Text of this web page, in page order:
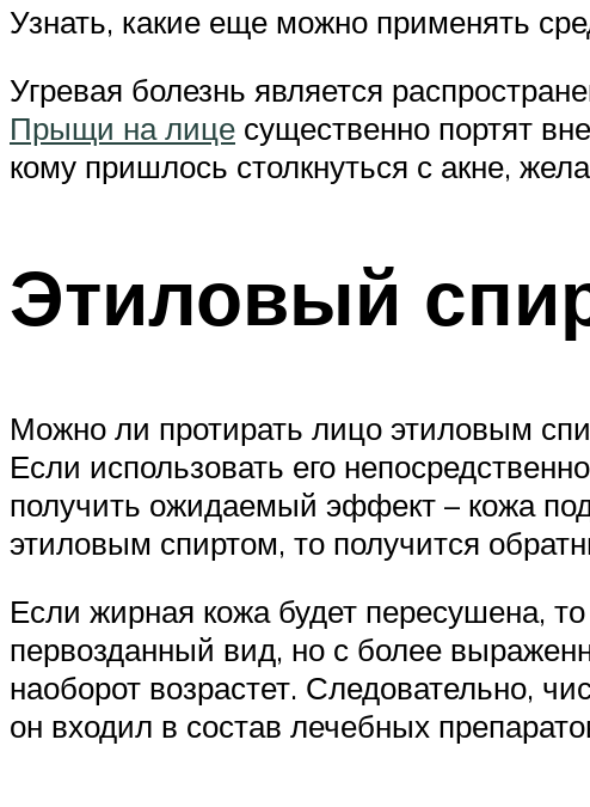
Узнать, какие еще можно применять
Угревая болезнь является
Прыщи на лице существенно портят
кому пришлось столкнуться с акне,
Этиловый
Можно ли протирать лицо этиловым
Если использовать его
получить ожидаемый эффект – кожа
этиловым спиртом, то получится
Если жирная кожа будет пересушена,
первозданный вид, но с более
наоборот возрастет. Следовательно,
он входил в состав лечебных